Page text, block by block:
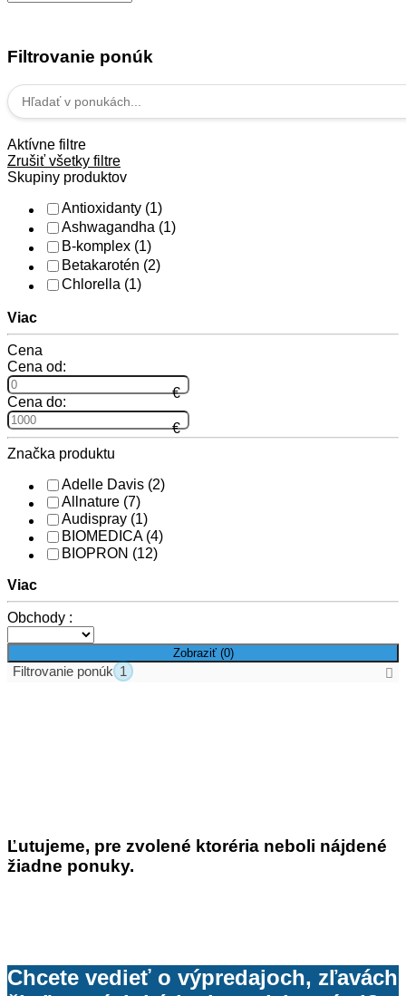
Filtrovanie ponúk
Aktívne filtre
Zrušiť všetky filtre
Skupiny produktov
Antioxidanty (1)
Ashwagandha (1)
B-komplex (1)
Betakarotén (2)
Chlorella (1)
Viac
Cena
Cena od:
Cena do:
Značka produktu
Adelle Davis (2)
Allnature (7)
Audispray (1)
BIOMEDICA (4)
BIOPRON (12)
Viac
Obchody :
Zobraziť (0)
Filtrovanie ponúk 1
B-komplex(1)
Betakarotén
Cena od:
Ľutujeme, pre zvolené ktoréria neboli nájdené
žiadne ponuky.
Chcete vedieť o výpredajoch, zľavách